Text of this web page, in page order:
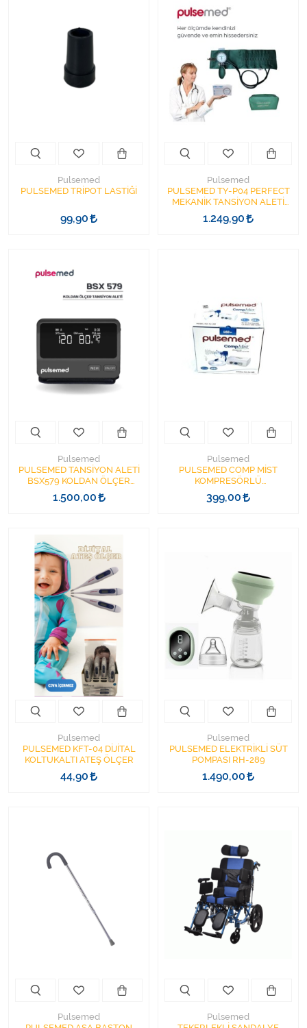
Sarf Malzemeleri
Tıbbi Tekstil Ürünleri
Tüm Kategorileri Gör
Pulsemed
PULSEMED TRİPOT LASTİĞİ
99,90
Pulsemed
PULSEMED TY-P04 PERFECT
MEKANİK TANSİYON ALETİ
KANCALI ANEROİD MODEL
1.249,90
Pulsemed
PULSEMED TANSİYON ALETİ
BSX579 KOLDAN ÖLÇER
KONUŞAN
1.500,00
Pulsemed
PULSEMED COMP MİST
KOMPRESÖRLÜ
NEBULİZATÖR RJ-301
399,00
Pulsemed
PULSEMED KFT-04 DİJİTAL
KOLTUKALTI ATEŞ ÖLÇER
44,90
Pulsemed
PULSEMED ELEKTRİKLİ SÜT
POMPASI RH-289
1.490,00
Pulsemed
Pulsemed